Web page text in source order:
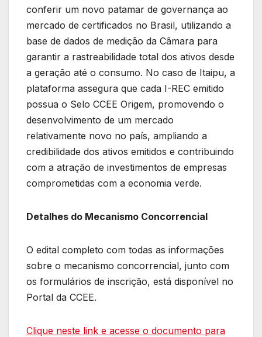
conferir um novo patamar de governança ao
mercado de certificados no Brasil, utilizando a
base de dados de medição da Câmara para
garantir a rastreabilidade total dos ativos desde
a geração até o consumo. No caso de Itaipu, a
plataforma assegura que cada I-REC emitido
possua o Selo CCEE Origem, promovendo o
desenvolvimento de um mercado
relativamente novo no país, ampliando a
credibilidade dos ativos emitidos e contribuindo
com a atração de investimentos de empresas
comprometidas com a economia verde.
Detalhes do Mecanismo Concorrencial
O edital completo com todas as informações
sobre o mecanismo concorrencial, junto com
os formulários de inscrição, está disponível no
Portal da CCEE.
Clique neste link e acesse o documento para